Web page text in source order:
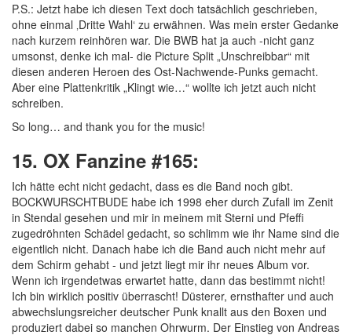
P.S.: Jetzt habe ich diesen Text doch tatsächlich geschrieben,
ohne einmal ‚Dritte Wahl‘ zu erwähnen. Was mein erster Gedanke
nach kurzem reinhören war. Die BWB hat ja auch -nicht ganz
umsonst, denke ich mal- die Picture Split „Unschreibbar“ mit
diesen anderen Heroen des Ost-Nachwende-Punks gemacht.
Aber eine Plattenkritik „Klingt wie…“ wollte ich jetzt auch nicht
schreiben.
So long… and thank you for the music!
15. OX Fanzine #165:
Ich hätte echt nicht gedacht, dass es die Band noch gibt.
BOCKWURSCHTBUDE habe ich 1998 eher durch Zufall im Zenit
in Stendal gesehen und mir in meinem mit Sterni und Pfeffi
zugedröhnten Schädel gedacht, so schlimm wie ihr Name sind die
eigentlich nicht. Danach habe ich die Band auch nicht mehr auf
dem Schirm gehabt - und jetzt liegt mir ihr neues Album vor.
Wenn ich irgendetwas erwartet hatte, dann das bestimmt nicht!
Ich bin wirklich positiv überrascht! Düsterer, ernsthafter und auch
abwechslungsreicher deutscher Punk knallt aus den Boxen und
produziert dabei so manchen Ohrwurm. Der Einstieg von Andreas